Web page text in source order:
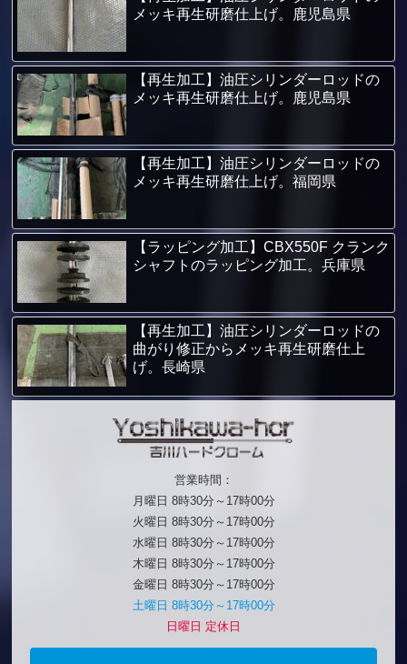
メッキ再生研磨仕上げ。鹿児島県
【再生加工】油圧シリンダーロッドの
メッキ再生研磨仕上げ。鹿児島県
【再生加工】油圧シリンダーロッドの
メッキ再生研磨仕上げ。福岡県
【ラッピング加工】CBX550F クランク
シャフトのラッピング加工。兵庫県
【再生加工】油圧シリンダーロッドの
曲がり修正からメッキ再生研磨仕上
げ。長崎県
営業時間：
月曜日 8時30分～17時00分
火曜日 8時30分～17時00分
水曜日 8時30分～17時00分
木曜日 8時30分～17時00分
金曜日 8時30分～17時00分
土曜日 8時30分～17時00分
日曜日 定休日